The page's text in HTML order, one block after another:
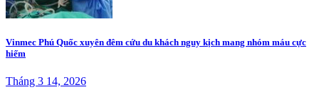
Vinmec Phú Quốc xuyên đêm cứu du khách nguy kịch mang nhóm máu cực
hiếm
Tháng 3 14, 2026